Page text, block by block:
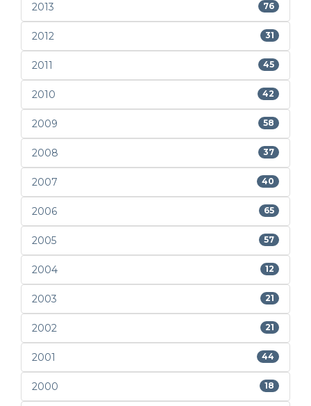
2013 76
2012 31
2011 45
2010 42
2009 58
2008 37
2007 40
2006 65
2005 57
2004 12
2003 21
2002 21
2001 44
2000 18